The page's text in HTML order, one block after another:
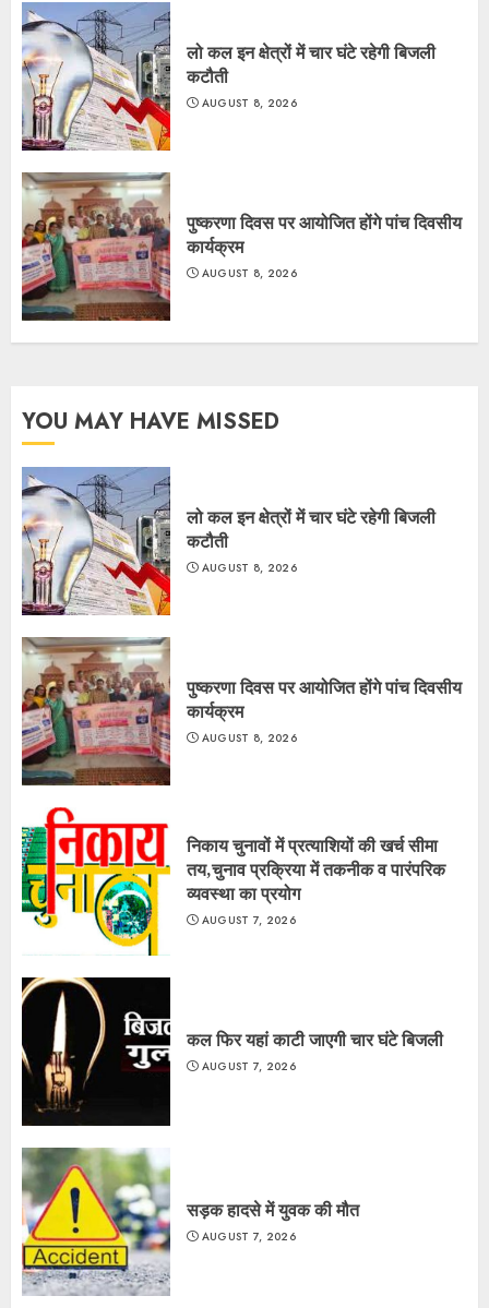
लो कल इन क्षेत्रों में चार घंटे रहेगी बिजली
कटौती
AUGUST 8, 2026
पुष्करणा दिवस पर आयोजित होंगे पांच दिवसीय
कार्यक्रम
AUGUST 8, 2026
YOU MAY HAVE MISSED
लो कल इन क्षेत्रों में चार घंटे रहेगी बिजली
कटौती
AUGUST 8, 2026
पुष्करणा दिवस पर आयोजित होंगे पांच दिवसीय
कार्यक्रम
AUGUST 8, 2026
निकाय चुनावों में प्रत्याशियों की खर्च सीमा
तय,चुनाव प्रक्रिया में तकनीक व पारंपरिक
व्यवस्था का प्रयोग
AUGUST 7, 2026
कल फिर यहां काटी जाएगी चार घंटे बिजली
AUGUST 7, 2026
सड़क हादसे में युवक की मौत
AUGUST 7, 2026